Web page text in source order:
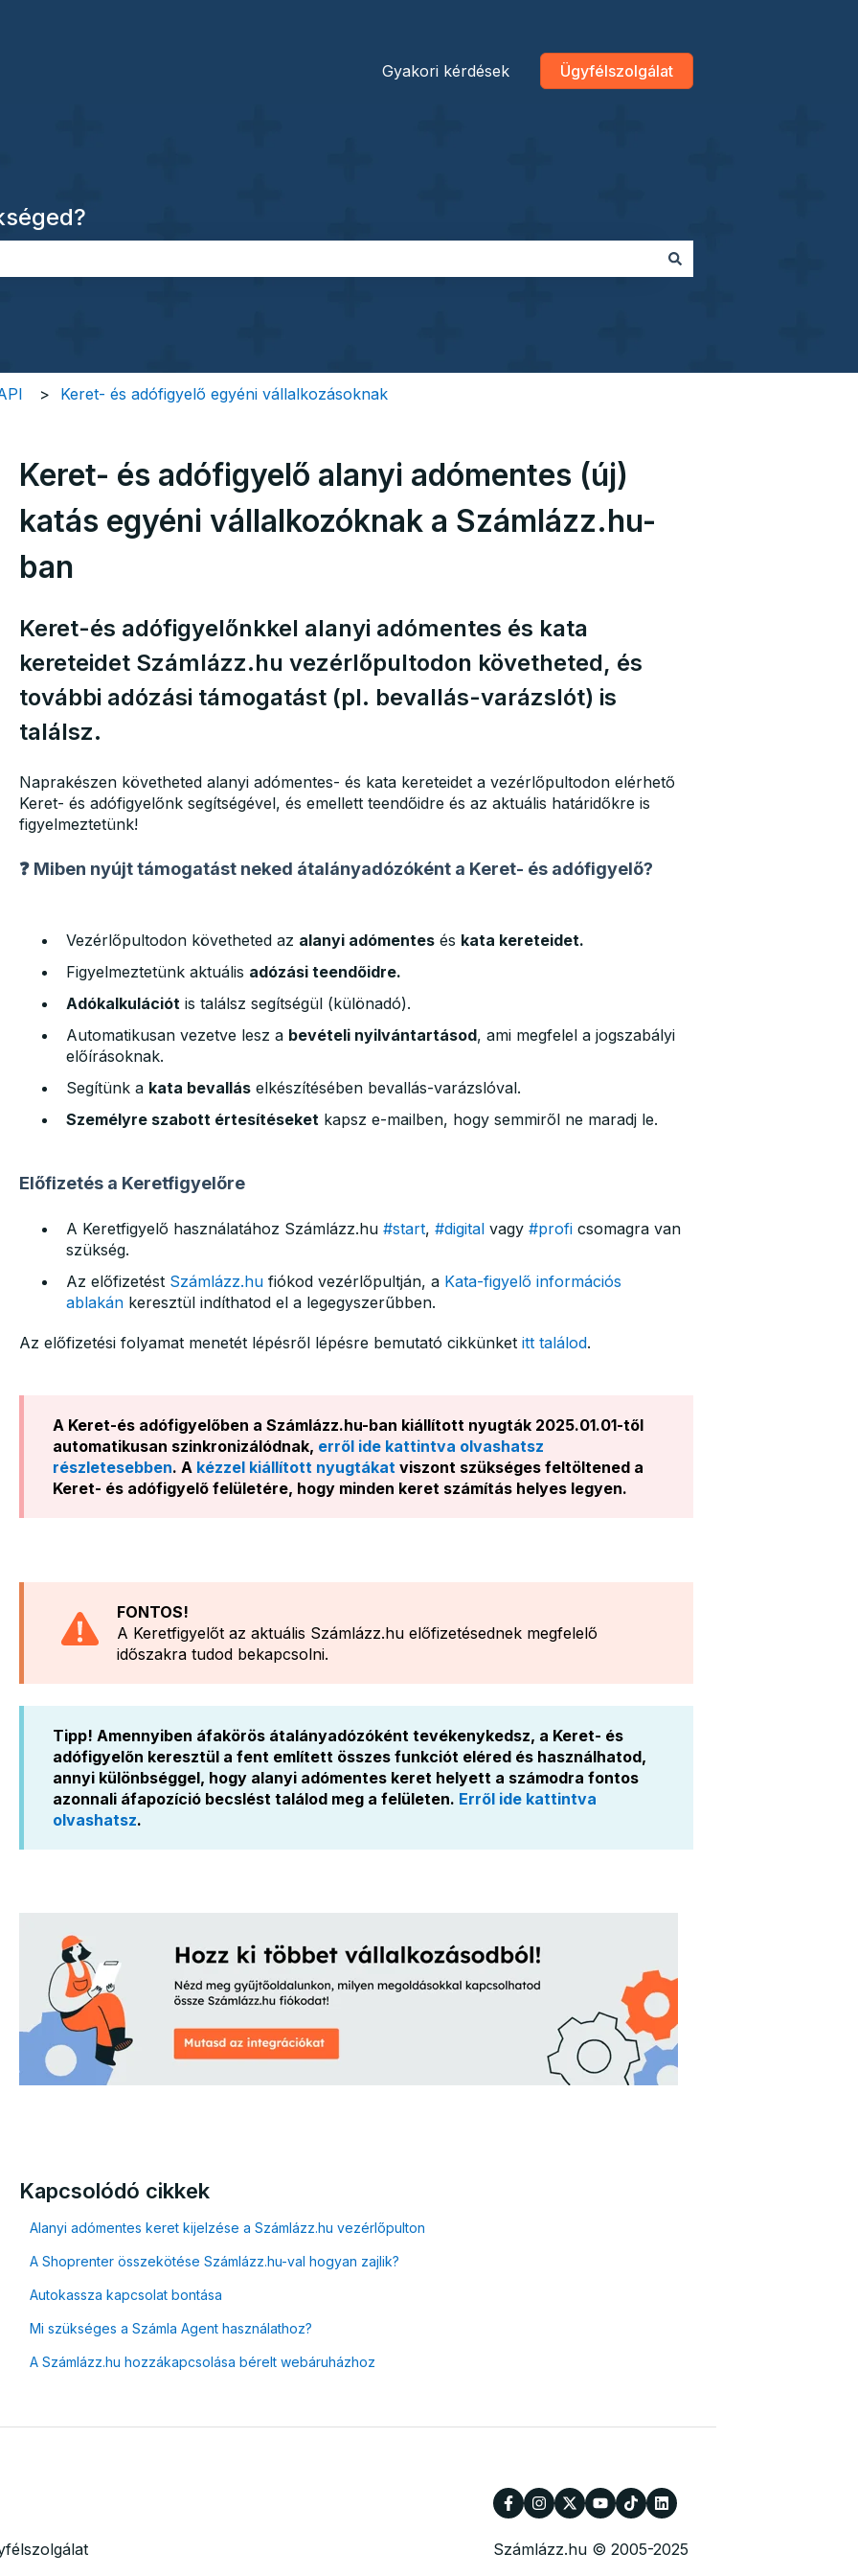
Gyakori kérdések Ügyfélszolgálat
Keret- és adófigyelő egyéni vállalkozásoknak
Keret- és adófigyelő alanyi adómentes (új)
katás egyéni vállalkozóknak a Számlázz.hu-
ban
Keret-és adófigyelőnkkel alanyi adómentes és kata
kereteidet Számlázz.hu vezérlőpultodon követheted, és
további adózási támogatást (pl. bevallás-varázslót) is
találsz.
Naprakészen követheted alanyi adómentes- és kata kereteidet a vezérlőpultodon elérhető
Keret- és adófigyelőnk segítségével, és emellett teendőidre és az aktuális határidőkre is
figyelmeztetünk!
❓ Miben nyújt támogatást neked átalányadózóként a Keret- és adófigyelő?
Vezérlőpultodon követheted az alanyi adómentesés kata kereteidet.
Figyelmeztetünk aktuális adózási teendőidre.
Adókalkulációt is találsz segítségül (különadó).
Automatikusan vezetve lesz a bevételi nyilvántartásod, ami megfelel a jogszabályi
előírásoknak.
Segítünk a kata bevalláselkészítésében bevallás-varázslóval.
Személyre szabott értesítéseketkapsz e-mailben, hogy semmiről ne maradj le.
Előfizetés a Keretfigyelőre
A Keretfigyelő használatához Számlázz.hu #start, #digitalvagy #proficsomagra van
szükség.
Az előfizetést Számlázz.hufiókod vezérlőpultján, a Kata-figyelő információs
ablakánkeresztül indíthatod el a legegyszerűbben.
Az előfizetési folyamat menetét lépésről lépésre bemutató cikkünket itt találod.
A Keret-és adófigyelőben a Számlázz.hu-ban kiállított nyugták 2025.01.01-től
automatikusan szinkronizálódnak, erről ide kattintva olvashatsz
részletesebben. A kézzel kiállított nyugtákatviszont szükséges feltöltened a
Keret- és adófigyelő felületére, hogy minden keret számítás helyes legyen.
FONTOS!
A Keretfigyelőt az aktuális Számlázz.hu előfizetésednek megfelelő
időszakra tudod bekapcsolni.
Tipp! Amennyiben áfakörös átalányadózóként tevékenykedsz, a Keret- és
adófigyelőn keresztül a fent említett összes funkciót eléred és használhatod,
annyi különbséggel, hogy alanyi adómentes keret helyett a számodra fontos
azonnali áfapozíció becslést találod meg a felületen. Erről ide kattintva
olvashatsz.
Kapcsolódó cikkek
Alanyi adómentes keret kijelzése a Számlázz.hu vezérlőpulton
A Shoprenter összekötése Számlázz.hu-val hogyan zajlik?
Autokassza kapcsolat bontása
Mi szükséges a Számla Agent használathoz?
A Számlázz.hu hozzákapcsolása bérelt webáruházhoz
Számlázz.hu © 2005-2025